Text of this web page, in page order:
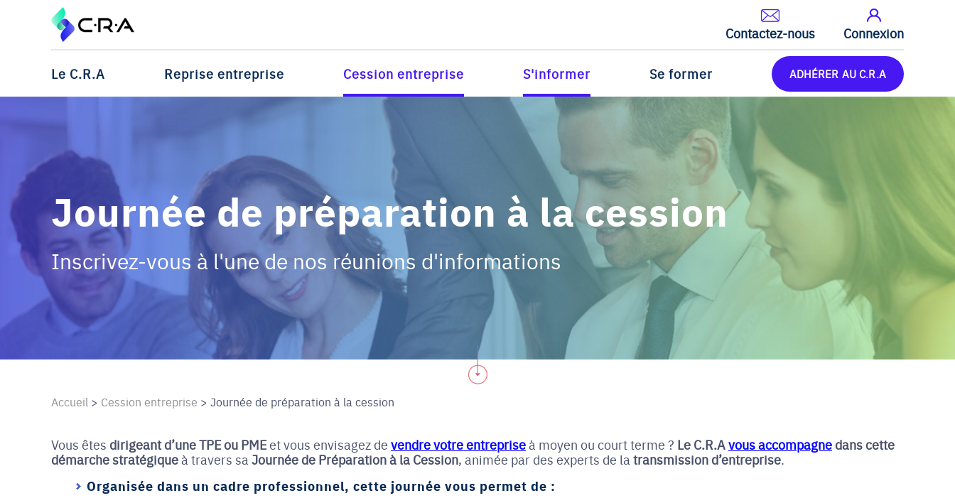
Contactez-nous Connexion
Le C.R.A Reprise entreprise Cession entreprise S'informer Se former ADHÉRER AU C.R.A
Journée de préparation à la cession
Inscrivez-vous à l'une de nos réunions d'informations
Accueil > Cession entreprise > Journée de préparation à la cession
Vous êtes dirigeant d’une TPE ou PMEet vous envisagez de vendre votre entrepriseà moyen ou court terme ? Le C.R.Avous accompagne dans cette
démarche stratégiqueà travers sa Journée de Préparation à la Cession, animée par des experts de la transmission d’entreprise.
Organisée dans un cadre professionnel, cette journée vous permet de :